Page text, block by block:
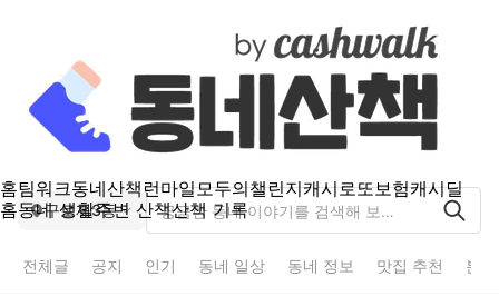
홈팀워크동네산책 런마일모두의챌린지캐시로또보험캐시딜
홈동네 생활주변 산책산책 기록
구로제3동
전체글 공지 인기 동네 일상 동네 정보 맛집 추천 분